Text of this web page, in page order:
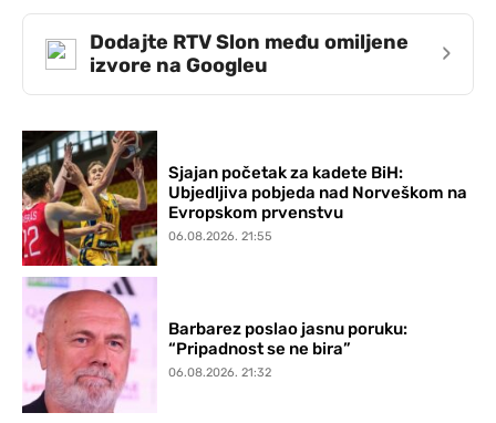
Dodajte RTV Slon među omiljene
izvore na Googleu
›
Sjajan početak za kadete BiH:
Ubjedljiva pobjeda nad Norveškom na
Evropskom prvenstvu
06.08.2026. 21:55
Barbarez poslao jasnu poruku:
“Pripadnost se ne bira”
06.08.2026. 21:32